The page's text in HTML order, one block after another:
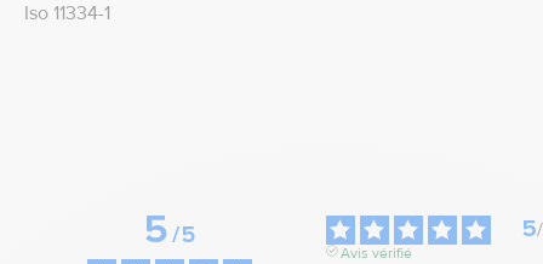
Iso 11334-1
5/5 5/
Avis vérifié